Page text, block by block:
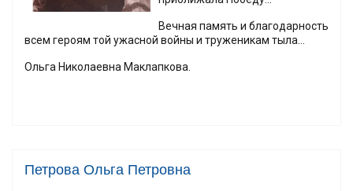
Вечная память и благодарность
всем героям той ужасной войны и труженикам тыла...
Ольга Николаевна Маклапкова.
Петрова Ольга Петровна